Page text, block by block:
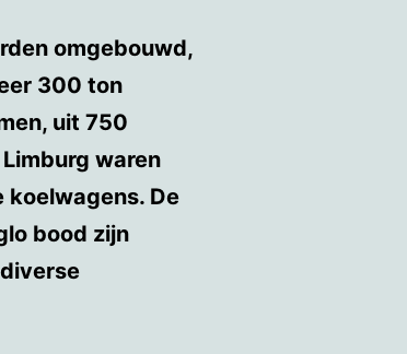
omgebouwd,
300 ton
uit 750
waren
De
bood zijn